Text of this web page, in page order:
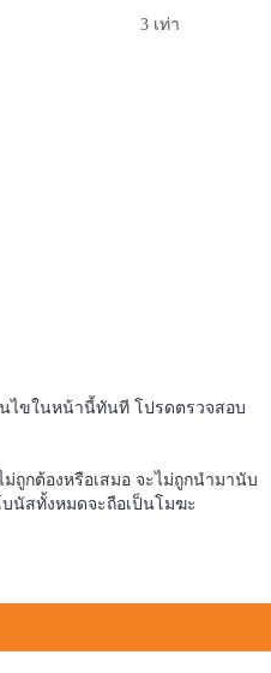
3 เท่า
นไขในหน้านี้ทันที โปรดตรวจสอบ
ถูกต้องหรือเสมอ จะไม่ถูกนำมานับ
นัสทั้งหมดจะถือเป็นโมฆะ